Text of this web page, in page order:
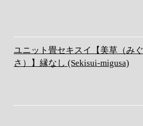
ユニット畳セキスイ【美草（みぐ
さ）】縁なし (Sekisui-migusa)